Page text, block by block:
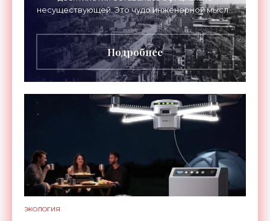
несуществующей. Это чудо инженерной мысли
высотой 189 метров привлекало тысячи
посетителей, знаменитостей и даже членов
Подробнее
ЭКОЛОГИЯ